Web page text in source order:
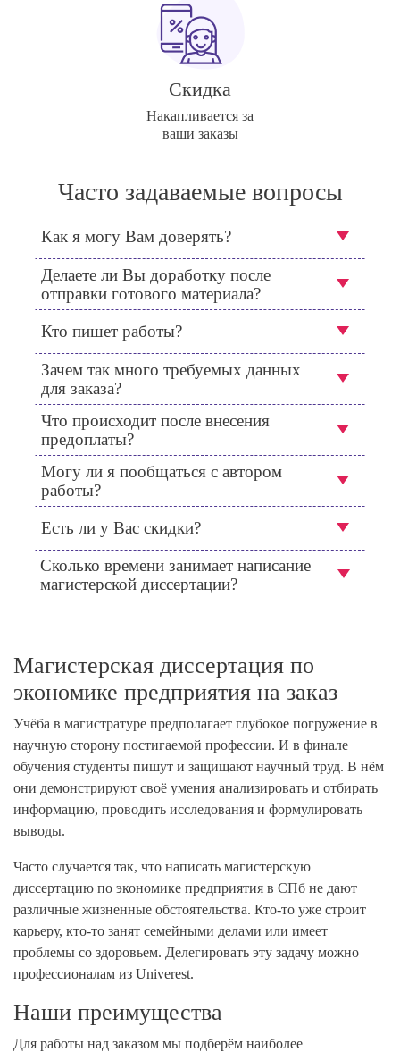
Скидка
Накапливается за
ваши заказы
Часто задаваемые вопросы
Как я могу Вам доверять?
Делаете ли Вы доработку после
отправки готового материала?
Кто пишет работы?
Зачем так много требуемых данных
для заказа?
Что происходит после внесения
предоплаты?
Могу ли я пообщаться с автором
работы?
Есть ли у Вас скидки?
Сколько времени занимает написание
магистерской диссертации?
Магистерская диссертация по
экономике предприятия на заказ
Учёба в магистратуре предполагает глубокое погружение в
научную сторону постигаемой профессии. И в финале
обучения студенты пишут и защищают научный труд. В нём
они демонстрируют своё умения анализировать и отбирать
информацию, проводить исследования и формулировать
выводы.
Часто случается так, что написать магистерскую
диссертацию по экономике предприятия в СПб не дают
различные жизненные обстоятельства. Кто-то уже строит
карьеру, кто-то занят семейными делами или имеет
проблемы со здоровьем. Делегировать эту задачу можно
профессионалам из Univerest.
Наши преимущества
Для работы над заказом мы подберём наиболее